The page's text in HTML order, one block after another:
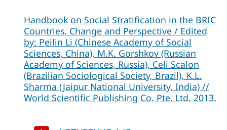
Handbook on Social Stratification in the BRIC
Countries. Change and Perspective / Еdited
by: Peilin Li (Chinese Academy of Social
Sciences, China), M.K. Gorshkov (Russian
Academy of Sciences, Russia), Celi Scalon
(Brazilian Sociological Society, Brazil), K.L.
Sharma (Jaipur National University, India) //
World Scientific Publishing Co. Pte. Ltd. 2013.